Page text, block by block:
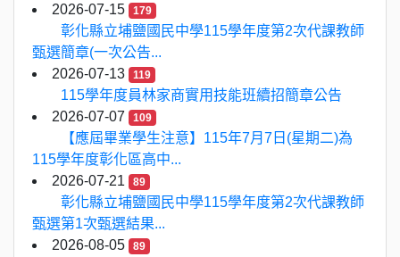
2026-07-15
179
彰化縣立埔鹽國民中學115學年度第2次代課教師
甄選簡章(一次公告...
2026-07-13
119
115學年度員林家商實用技能班續招簡章公告
2026-07-07
109
【應屆畢業學生注意】115年7月7日(星期二)為
115學年度彰化區高中...
2026-07-21
89
彰化縣立埔鹽國民中學115學年度第2次代課教師
甄選第1次甄選結果...
2026-08-05
89